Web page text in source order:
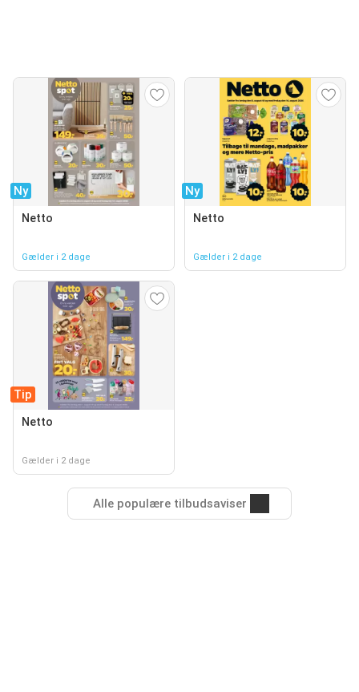
Ny
Netto
Gælder i 2 dage
Ny
Netto
Gælder i 2 dage
Tip
Netto
Gælder i 2 dage
Alle populære tilbudsaviser